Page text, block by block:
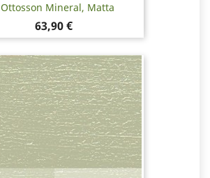
Ottosson Mineral, Matta
Hinta
63,90 €